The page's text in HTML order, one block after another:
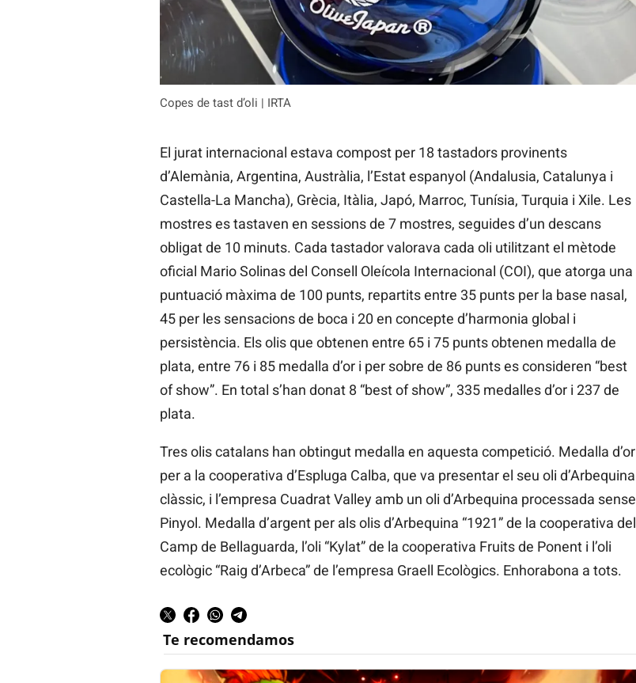
Copes de tast d’oli | IRTA
El jurat internacional estava compost per 18 tastadors provinents
d’Alemània, Argentina, Austràlia, l’Estat espanyol (Andalusia, Catalunya i
Castella-La Mancha), Grècia, Itàlia, Japó, Marroc, Tunísia, Turquia i Xile. Les
mostres es tastaven en sessions de 7 mostres, seguides d’un descans
obligat de 10 minuts. Cada tastador valorava cada oli utilitzant el mètode
oficial Mario Solinas del Consell Oleícola Internacional (COI), que atorga una
puntuació màxima de 100 punts, repartits entre 35 punts per la base nasal,
45 per les sensacions de boca i 20 en concepte d’harmonia global i
persistència. Els olis que obtenen entre 65 i 75 punts obtenen medalla de
plata, entre 76 i 85 medalla d’or i per sobre de 86 punts es consideren “best
of show”. En total s’han donat 8 “best of show”, 335 medalles d’or i 237 de
plata.
Tres olis catalans han obtingut medalla en aquesta competició. Medalla d’or
per a la cooperativa d’Espluga Calba, que va presentar el seu oli d’Arbequina
clàssic, i l’empresa Cuadrat Valley amb un oli d’Arbequina processada sense
Pinyol. Medalla d’argent per als olis d’Arbequina “1921” de la cooperativa del
Camp de Bellaguarda, l’oli “Kylat” de la cooperativa Fruits de Ponent i l’oli
ecològic “Raig d’Arbeca” de l’empresa Graell Ecològics. Enhorabona a tots.
Te recomendamos